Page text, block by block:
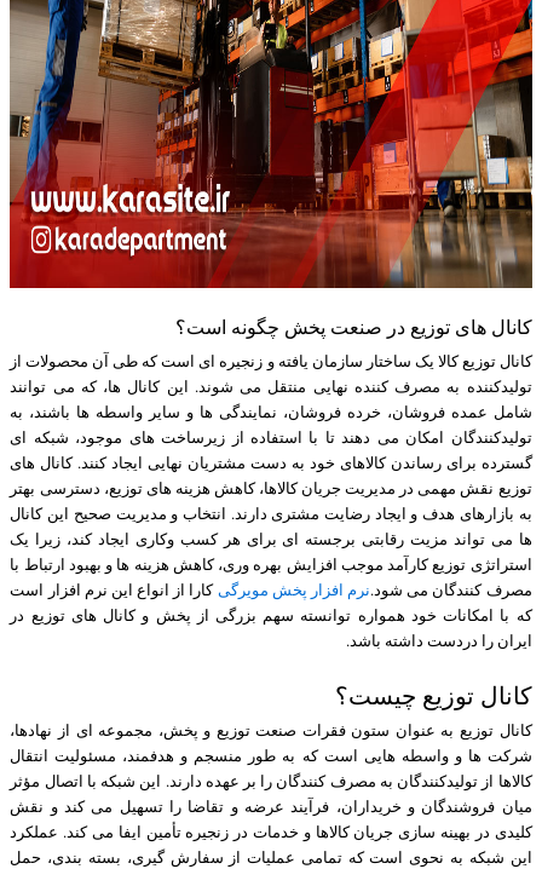
کانال های توزیع در صنعت پخش چگونه است؟
کانال توزیع کالا یک ساختار سازمان یافته و زنجیره ای است که طی آن محصولات از
تولیدکننده به مصرف کننده نهایی منتقل می شوند. این کانال ها، که می توانند
شامل عمده فروشان، خرده فروشان، نمایندگی ها و سایر واسطه ها باشند، به
تولیدکنندگان امکان می دهند تا با استفاده از زیرساخت های موجود، شبکه ای
گسترده برای رساندن کالاهای خود به دست مشتریان نهایی ایجاد کنند. کانال های
توزیع نقش مهمی در مدیریت جریان کالاها، کاهش هزینه های توزیع، دسترسی بهتر
به بازارهای هدف و ایجاد رضایت مشتری دارند. انتخاب و مدیریت صحیح این کانال
ها می تواند مزیت رقابتی برجسته ای برای هر کسب وکاری ایجاد کند، زیرا یک
استراتژی توزیع کارآمد موجب افزایش بهره وری، کاهش هزینه ها و بهبود ارتباط با
مصرف کنندگان می شود.نرم افزار پخش مویرگیکارا از انواع این نرم افزار است
که با امکانات خود همواره توانسته سهم بزرگی از پخش و کانال های توزیع در
ایران را دردست داشته باشد.
کانال توزیع چیست؟
کانال توزیع به عنوان ستون فقرات صنعت توزیع و پخش، مجموعه ای از نهادها،
شرکت ها و واسطه هایی است که به طور منسجم و هدفمند، مسئولیت انتقال
کالاها از تولیدکنندگان به مصرف کنندگان را بر عهده دارند. این شبکه با اتصال مؤثر
میان فروشندگان و خریداران، فرآیند عرضه و تقاضا را تسهیل می کند و نقش
کلیدی در بهینه سازی جریان کالاها و خدمات در زنجیره تأمین ایفا می کند. عملکرد
این شبکه به نحوی است که تمامی عملیات از سفارش گیری، بسته بندی، حمل